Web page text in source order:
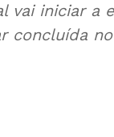
vai iniciar a
concluída